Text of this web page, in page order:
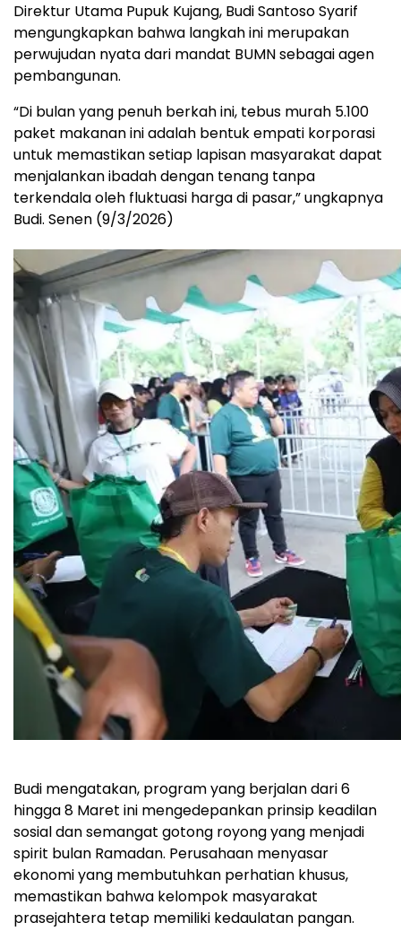
Direktur Utama Pupuk Kujang, Budi Santoso Syarif
mengungkapkan bahwa langkah ini merupakan
perwujudan nyata dari mandat BUMN sebagai agen
pembangunan.
“Di bulan yang penuh berkah ini, tebus murah 5.100
paket makanan ini adalah bentuk empati korporasi
untuk memastikan setiap lapisan masyarakat dapat
menjalankan ibadah dengan tenang tanpa
terkendala oleh fluktuasi harga di pasar,” ungkapnya
Budi. Senen (9/3/2026)
Budi mengatakan, program yang berjalan dari 6
hingga 8 Maret ini mengedepankan prinsip keadilan
sosial dan semangat gotong royong yang menjadi
spirit bulan Ramadan. Perusahaan menyasar
ekonomi yang membutuhkan perhatian khusus,
memastikan bahwa kelompok masyarakat
prasejahtera tetap memiliki kedaulatan pangan.